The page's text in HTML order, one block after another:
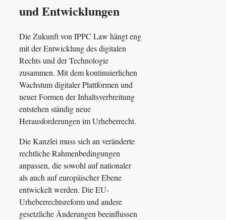
und Entwicklungen
Die Zukunft von IPPC Law hängt eng
mit der Entwicklung des digitalen
Rechts und der Technologie
zusammen. Mit dem kontinuierlichen
Wachstum digitaler Plattformen und
neuer Formen der Inhaltsverbreitung
entstehen ständig neue
Herausforderungen im Urheberrecht.
Die Kanzlei muss sich an veränderte
rechtliche Rahmenbedingungen
anpassen, die sowohl auf nationaler
als auch auf europäischer Ebene
entwickelt werden. Die EU-
Urheberrechtsreform und andere
gesetzliche Änderungen beeinflussen